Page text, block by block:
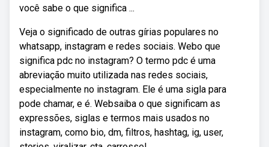
você sabe o que significa ...
Veja o significado de outras gírias populares no
whatsapp, instagram e redes sociais. Webo que
significa pdc no instagram? O termo pdc é uma
abreviação muito utilizada nas redes sociais,
especialmente no instagram. Ele é uma sigla para
pode chamar, e é. Websaiba o que significam as
expressões, siglas e termos mais usados no
instagram, como bio, dm, filtros, hashtag, ig, user,